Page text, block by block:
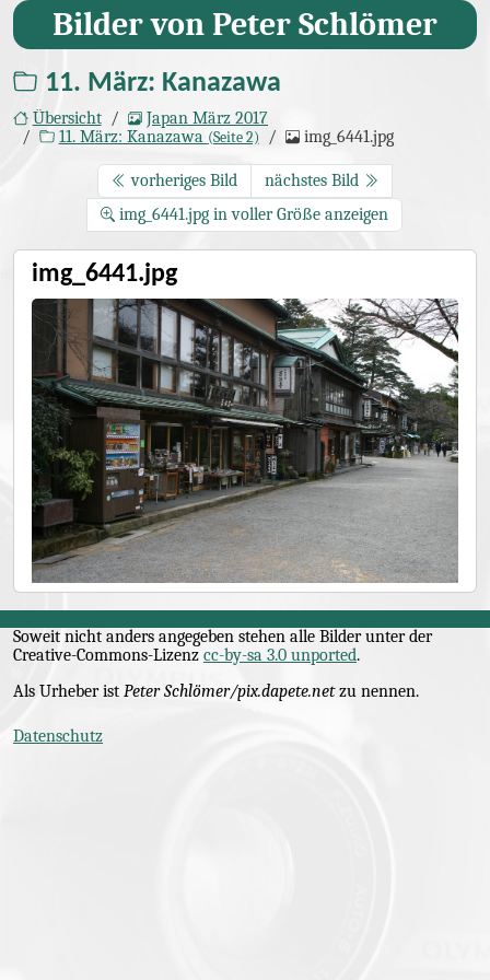
Bilder von Peter Schlömer
11. März: Kanazawa
Übersicht
Japan März 2017
11. März: Kanazawa (Seite 2) img_6441.jpg
vorheriges Bild
nächstes Bild
img_6441.jpg in voller Größe anzeigen
img_6441.jpg
Soweit nicht anders angegeben stehen alle Bilder unter der
Creative-Commons-Lizenz cc-by-sa 3.0 unported.
Als Urheber ist Peter Schlömer/pix.dapete.netzu nennen.
Datenschutz